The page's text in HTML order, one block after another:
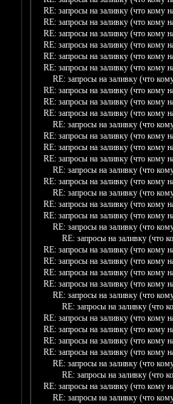
RE: запросы на заливку (что кому
RE: запросы на заливку (что кому
RE: запросы на заливку (что кому
RE: запросы на заливку (что кому
RE: запросы на заливку (что кому
RE: запросы на заливку (что кому
RE: запросы на заливку (что
RE: запросы на заливку (что кому
RE: запросы на заливку (что кому
RE: запросы на заливку (что кому
RE: запросы на заливку (что
RE: запросы на заливку (что кому
RE: запросы на заливку (что кому
RE: запросы на заливку (что кому
RE: запросы на заливку (что
RE: запросы на заливку (что кому
RE: запросы на заливку (что
RE: запросы на заливку (что кому
RE: запросы на заливку (что кому
RE: запросы на заливку (что
RE: запросы на заливку (что
RE: запросы на заливку (что кому
RE: запросы на заливку (что кому
RE: запросы на заливку (что кому
RE: запросы на заливку (что кому
RE: запросы на заливку (что
RE: запросы на заливку (что
RE: запросы на заливку (что кому
RE: запросы на заливку (что кому
RE: запросы на заливку (что кому
RE: запросы на заливку (что кому
RE: запросы на заливку (что
RE: запросы на заливку (что
RE: запросы на заливку (что кому
RE: запросы на заливку (что